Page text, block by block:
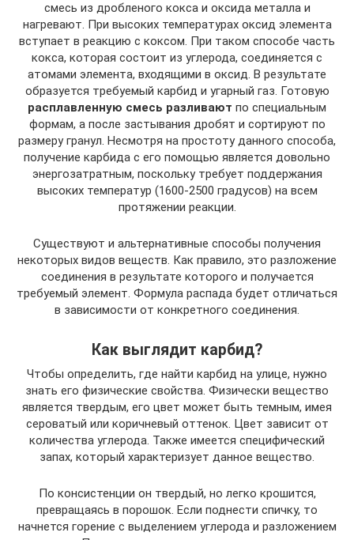
смесь из дробленого кокса и оксида металла и
нагревают. При высоких температурах оксид элемента
вступает в реакцию с коксом. При таком способе часть
кокса, которая состоит из углерода, соединяется с
атомами элемента, входящими в оксид. В результате
образуется требуемый карбид и угарный газ. Готовую
расплавленную смесь разливают по специальным
формам, а после застывания дробят и сортируют по
размеру гранул. Несмотря на простоту данного способа,
получение карбида с его помощью является довольно
энергозатратным, поскольку требует поддержания
высоких температур (1600-2500 градусов) на всем
протяжении реакции.
Существуют и альтернативные способы получения
некоторых видов веществ. Как правило, это разложение
соединения в результате которого и получается
требуемый элемент. Формула распада будет отличаться
в зависимости от конкретного соединения.
Как выглядит карбид?
Чтобы определить, где найти карбид на улице, нужно
знать его физические свойства. Физически вещество
является твердым, его цвет может быть темным, имея
сероватый или коричневый оттенок. Цвет зависит от
количества углерода. Также имеется специфический
запах, который характеризует данное вещество.
По консистенции он твердый, но легко крошится,
превращаясь в порошок. Если поднести спичку, то
начнется горение с выделением углерода и разложением